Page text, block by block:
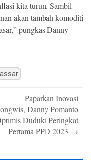
kita turun. Sambil
akan tambah komoditi
pungkas Danny
Paparkan Inovasi
Danny Pomanto
Duduki Peringkat
Pertama PPD 2023 →